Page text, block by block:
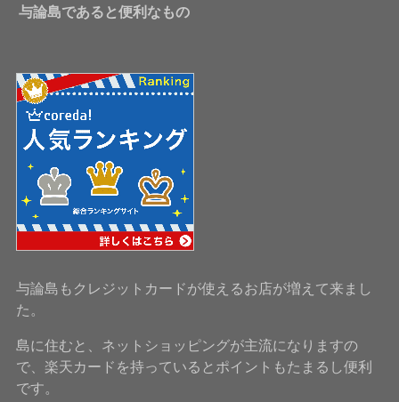
与論島であると便利なもの
与論島もクレジットカードが使えるお店が増えて来まし
た。
島に住むと、ネットショッピングが主流になりますの
で、楽天カードを持っているとポイントもたまるし便利
です。